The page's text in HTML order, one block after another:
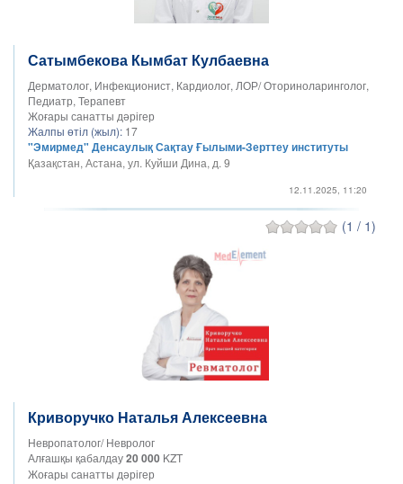
Сатымбекова Кымбат Кулбаевна
Дерматолог, Инфекционист, Кардиолог, ЛОР/ Оториноларинголог,
Педиатр, Терапевт
Жоғары санатты дәрігер
Жалпы өтіл (жыл): 17
"Эмирмед" Денсаулық Сақтау Ғылыми-Зерттеу институты
Қазақстан, Астана, ул. Куйши Дина, д. 9
12.11.2025, 11:20
(1 / 1)
Криворучко Наталья Алексеевна
Невропатолог/ Невролог
Алғашқы қабалдау20 000 KZT
Жоғары санатты дәрігер